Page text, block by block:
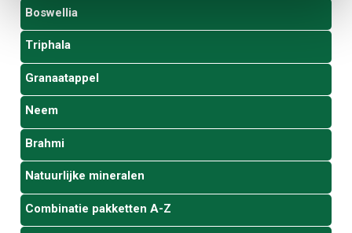
Boswellia
Triphala
Granaatappel
Neem
Brahmi
Natuurlijke mineralen
Combinatie pakketten A-Z